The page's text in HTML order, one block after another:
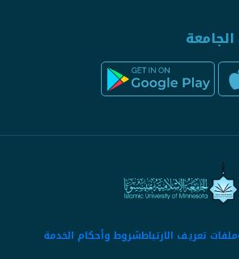
ملفات تعريف الارتباطشروط وأحكام الخدمة